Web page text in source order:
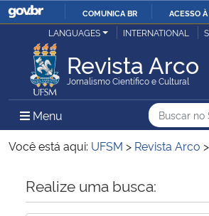
IR
O
COMUNICA BR ACESSO
Ministério da Justiça e Segurança Pública
Ministério da Defesa
Ministério das Relações Exteriores
Ministério da Economia
LANGUAGES INTERNATIONAL
Revista Arco
Jornalismo Científico e Cultural
Menu Menu Principal do Sítio
Busca
Busca:
Você está aqui: UFSM > Revista Arco >
Início do conteúdo
Realize uma busca: